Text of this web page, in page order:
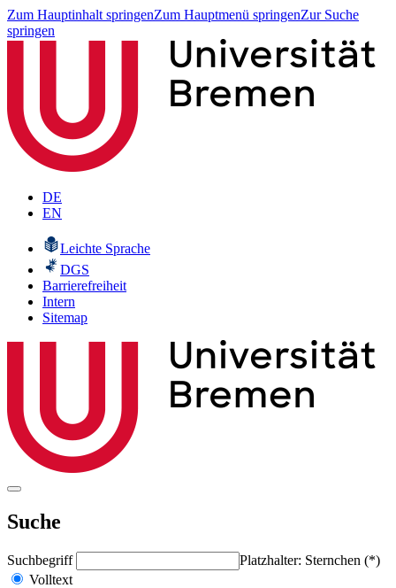
Zum Hauptinhalt springenZum Hauptmenü springenZur Suche
springen
DE
EN
Leichte Sprache
DGS
Barrierefreiheit
Intern
Sitemap
Suche
Suchbegriff
Platzhalter: Sternchen (*)
Volltext